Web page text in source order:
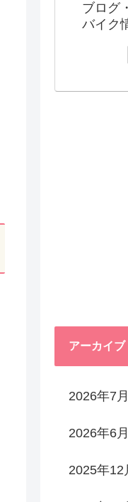
ブログ
バイク
アーカイブ
2026年7月
2026年6月
2025年12